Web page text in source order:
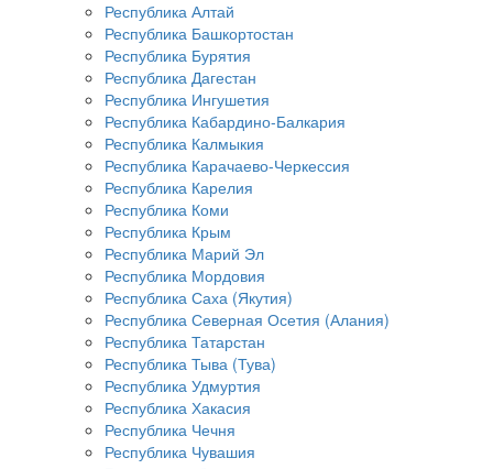
Республика Алтай
Республика Башкортостан
Республика Бурятия
Республика Дагестан
Республика Ингушетия
Республика Кабардино-Балкария
Республика Калмыкия
Республика Карачаево-Черкессия
Республика Карелия
Республика Коми
Республика Крым
Республика Марий Эл
Республика Мордовия
Республика Саха (Якутия)
Республика Северная Осетия (Алания)
Республика Татарстан
Республика Тыва (Тува)
Республика Удмуртия
Республика Хакасия
Республика Чечня
Республика Чувашия